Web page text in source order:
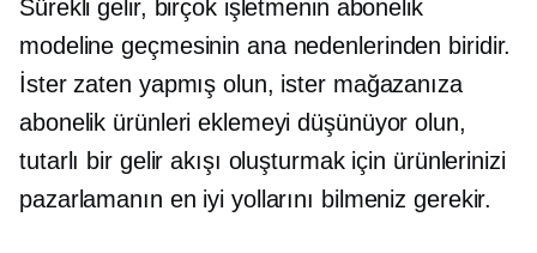
Sürekli gelir, birçok işletmenin abonelik
modeline geçmesinin ana nedenlerinden biridir.
İster zaten yapmış olun, ister mağazanıza
abonelik ürünleri eklemeyi düşünüyor olun,
tutarlı bir gelir akışı oluşturmak için ürünlerinizi
pazarlamanın en iyi yollarını bilmeniz gerekir.